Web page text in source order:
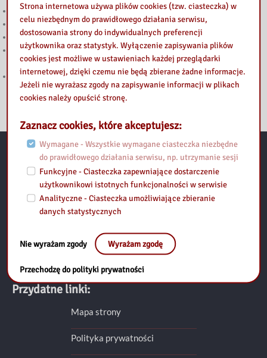
Głosuj w Budżecie Obywatelskim Mazowsza 2026!
Wakacje z książką w bibliotece
Wakacyjne spotkanie z nowymi technologiami w bibliotece
Kreatywne warsztaty w Domu Dziennego Pobytu w Mińsku
Mazowieckim
Bezpieczeństwo w sieci – biblioteczny pokój zagadek
Kontakt:
Biblioteka Pedagogiczna im. Heleny Radlińskiej w Siedlcach. Filia
w Mińsku Mazowieckim
fax: 25 759-36-11
Przydatne linki:
Mapa strony
Polityka prywatności
Strona internetowa używa plików cookies (tzw. ciasteczka) w
celu niezbędnym do prawidłowego działania serwisu,
dostosowania strony do indywidualnych preferencji
użytkownika oraz statystyk. Wyłączenie zapisywania plików
cookies jest możliwe w ustawieniach każdej przeglądarki
internetowej, dzięki czemu nie będą zbierane żadne informacje.
Jeżeli nie wyrażasz zgody na zapisywanie informacji w plikach
cookies należy opuścić stronę.
Zaznacz cookies, które akceptujesz:
Wymagane - Wszystkie wymagane ciasteczka niezbędne
do prawidłowego działania serwisu, np. utrzymanie sesji
Funkcyjne - Ciasteczka zapewniające dostarczenie
użytkownikowi istotnych funkcjonalności w serwisie
Analityczne - Ciasteczka umożliwiające zbieranie
danych statystycznych
Nie wyrażam zgody Wyrażam zgodę
Przechodzę do polityki prywatności